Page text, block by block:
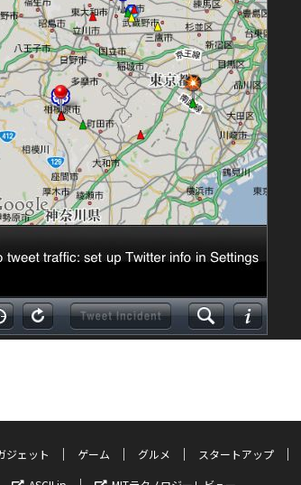
ジェット ゲーム グルメ スタートアップ